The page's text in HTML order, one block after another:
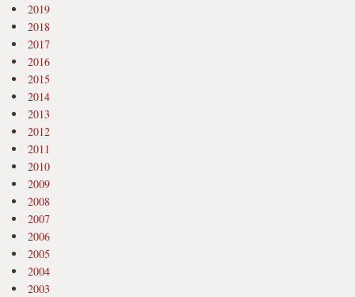
2019
2018
2017
2016
2015
2014
2013
2012
2011
2010
2009
2008
2007
2006
2005
2004
2003